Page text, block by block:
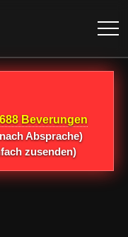
Beverungen
Absprache)
zusenden)